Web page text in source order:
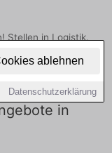
ablehnen
Datenschutzerklärung
Stellen in Logistik.
in